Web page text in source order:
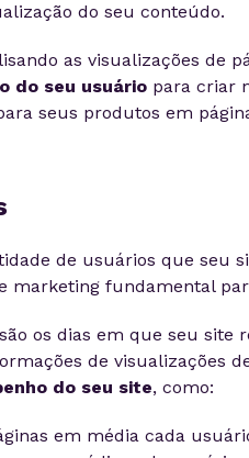
do seu conteúdo.
as visualizações de
do seu usuário para criar
seus produtos em
de usuários que seu
marketing fundamental
os dias em que seu site
de visualizações
do seu site, como:
em média cada